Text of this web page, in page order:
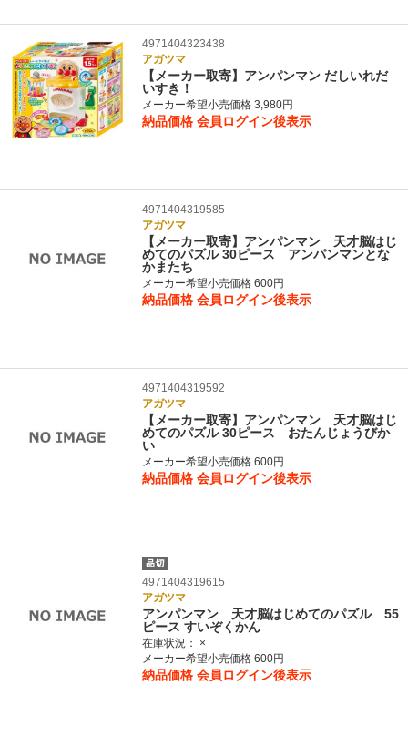
4971404323438
アガツマ
【メーカー取寄】アンパンマン だしいれだ
いすき！
メーカー希望小売価格 3,980円
納品価格 会員ログイン後表示
4971404319585
アガツマ
【メーカー取寄】アンパンマン 天才脳はじ
めてのパズル 30ピース アンパンマンとな
かまたち
メーカー希望小売価格 600円
納品価格 会員ログイン後表示
4971404319592
アガツマ
【メーカー取寄】アンパンマン 天才脳はじ
めてのパズル 30ピース おたんじょうびか
い
メーカー希望小売価格 600円
納品価格 会員ログイン後表示
4971404319615
アガツマ
アンパンマン 天才脳はじめてのパズル 55
ピース すいぞくかん
在庫状況：
×
メーカー希望小売価格 600円
納品価格 会員ログイン後表示